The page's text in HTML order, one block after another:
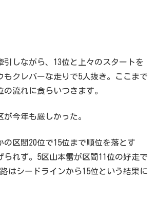
引しながら、13位と上々のスタートを
もクレバーな走りで5人抜き。ここまで
流れに食らいつきます。
が今年も厳しかった。
の区間20位で15位まで順位を落とす
られず。5区山本雷が区間11位の好走で
はシードラインから15位という結果に